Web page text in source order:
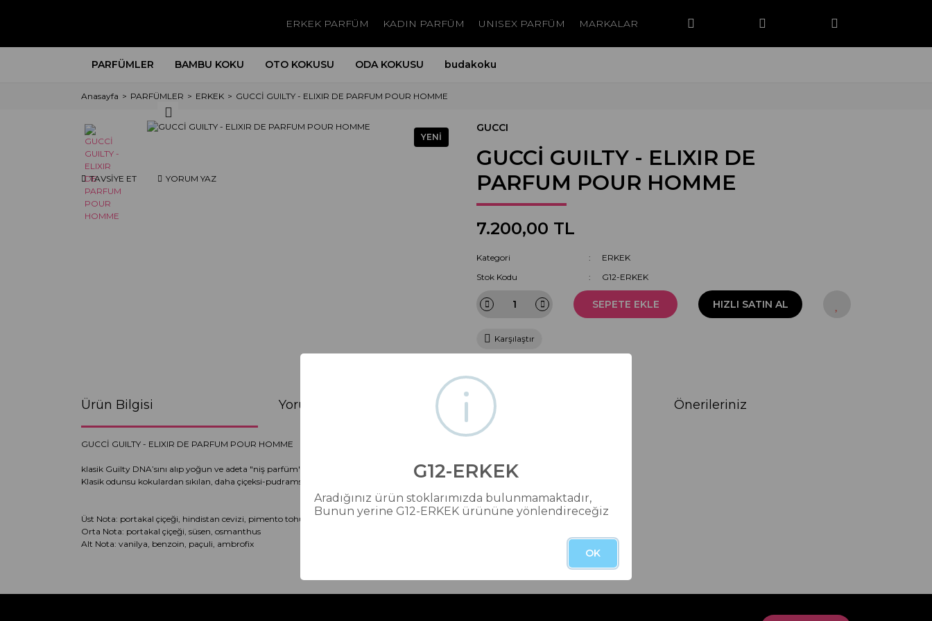
ERKEK PARFÜM KADIN PARFÜM UNISEX PARFÜM MARKALAR
PARFÜMLER BAMBU KOKU OTO KOKUSU ODA KOKUSU budakoku
Anasayfa PARFÜMLER ERKEK GUCCİ GUILTY - ELIXIR DE PARFUM POUR HOMME
YENİ
TAVSİYE ET YORUM YAZ
GUCCI
GUCCİ GUILTY - ELIXIR DE
PARFUM POUR HOMME
7.200,00 TL
Kategori
ERKEK
Stok Kodu
G12-ERKEK
SEPETE EKLE HIZLI SATIN AL
Karşılaştır
Ürün Bilgisi Yorumlar (0) Taksit Seçenekleri Önerileriniz
GUCCİ GUILTY - ELIXIR DE PARFUM POUR HOMME
klasik Guilty DNA’sını alıp yoğun ve adeta "niş parfüm" kalitesine yükseltilmiş bir versiyonudur.
Klasik odunsu kokulardan sıkılan, daha çiçeksi-pudramsı ama yine de çok maskülen ve baskın bir koku arayanlar için eşsizdir.
Üst Nota: portakal çiçeği, hindistan cevizi, pimento tohumları
Orta Nota: portakal çiçeği, süsen, osmanthus
Alt Nota: vanilya, benzoin, paçuli, ambrofix
Bu ürünün fiyat bilgisi, resim, ürün açıklamalarında ve diğer konularda yetersiz gördüğünüz noktaları öneri formunu kullanarak tarafımıza iletebilirsiniz.
Görüş ve önerileriniz için teşekkür ederiz.
G12-ERKEK
Aradığınız ürün stoklarımızda bulunmamaktadır,
Bunun yerine G12-ERKEK ürününe yönlendireceğiz
OK